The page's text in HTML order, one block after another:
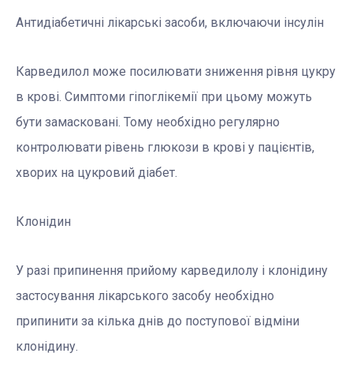
Антидіабетичні лікарські засоби, включаючи інсулін
Карведилол може посилювати зниження рівня цукру
в крові. Симптоми гіпоглікемії при цьому можуть
бути замасковані. Тому необхідно регулярно
контролювати рівень глюкози в крові у пацієнтів,
хворих на цукровий діабет.
Клонідин
У разі припинення прийому карведилолу і клонідину
застосування лікарського засобу необхідно
припинити за кілька днів до поступової відміни
клонідину.